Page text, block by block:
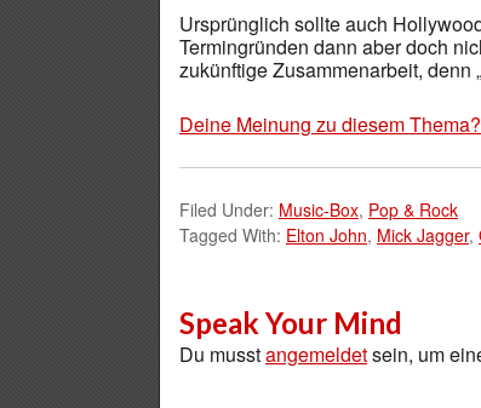
Ursprünglich sollte auch
Termingründen dann aber doch
zukünftige Zusammenarbeit, denn
Deine Meinung zu diesem
Filed Under: Music-Box, Pop & Rock
Tagged With: Elton John, Mick Jagger,
Speak Your Mind
Du musstangemeldetsein, um